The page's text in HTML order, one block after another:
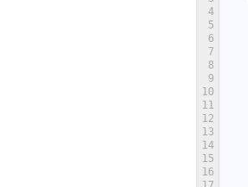
4
5
6
7
8
9
10
11
12
13
14
15
16